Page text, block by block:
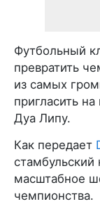
Футбольный
превратить
из самых
пригласить
Дуа Липу.
Как передает
стамбульский
масштабное
чемпионства.